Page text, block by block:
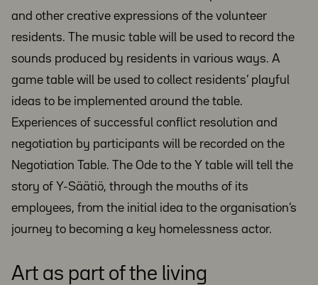
and other creative expressions of the volunteer
residents. The music table will be used to record the
sounds produced by residents in various ways. A
game table will be used to collect residents’ playful
ideas to be implemented around the table.
Experiences of successful conflict resolution and
negotiation by participants will be recorded on the
Negotiation Table. The Ode to the Y table will tell the
story of Y-Säätiö, through the mouths of its
employees, from the initial idea to the organisation’s
journey to becoming a key homelessness actor.
Art as part of the living